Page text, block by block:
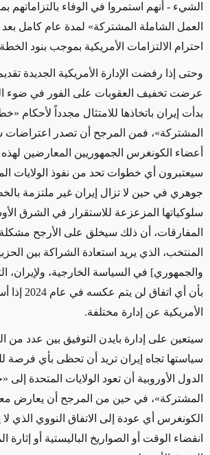
الشيء - أنهم
استمروا في الوفاء بالتزاماتهم
العمل الشاملة المشتركة» لمدة عام كامل
احترام الالتزامات الأمريكية بموجب بنود الخطة
وحتى إذا رفضت الإدارة الأمريكية الجديدة
عرضت تخفيف العقوبات على الفور في ضوء
بدأت إيران باتخاذها للامتثال مجدداً لأحكام
المشتركة»، فمن المرجح أن تصدر اعتراضات
أعضاء الكونغرس الجمهوريين المعارضين لهذه
سيعتبرون أي خطوات تحد من نفوذ الولايات
جوهري في حين لا تزال إيران غير ملتزمة
سلوكياتها المزعزعة للاستقرار في الشرق
المفارقات، أن ذلك سيخلق على الأرجح
المنتخب، الذي يريد استعادة الشراكة بين
والجمهوري] في السياسة الخارجية، ولإيران،
بأن أي
الأمريكية عن إدارة مختلفة.
سيتعين على إدارة بايدن التوفيق بين عدد من
سياستها تجاه إيران تريد أن تحظى بأي فرصة
الدول الأوروبية أن تعود الولايات المتحدة إلى
المشتركة»، في حين من المرجح أن يعارض
الكونغرس أي عودة إلى الاتفاق النووي الذي
انقضاء الوقت أو الصواريخ الباليستية أو إثارة